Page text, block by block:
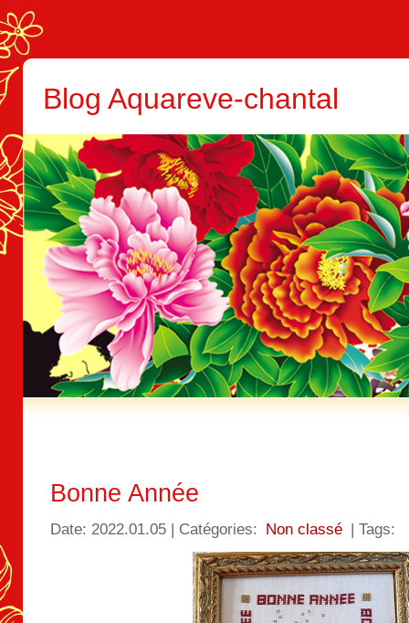
Blog Aquareve-chantal
Bonne Année
Date: 2022.01.05 | Catégories: Non classé | Tags: